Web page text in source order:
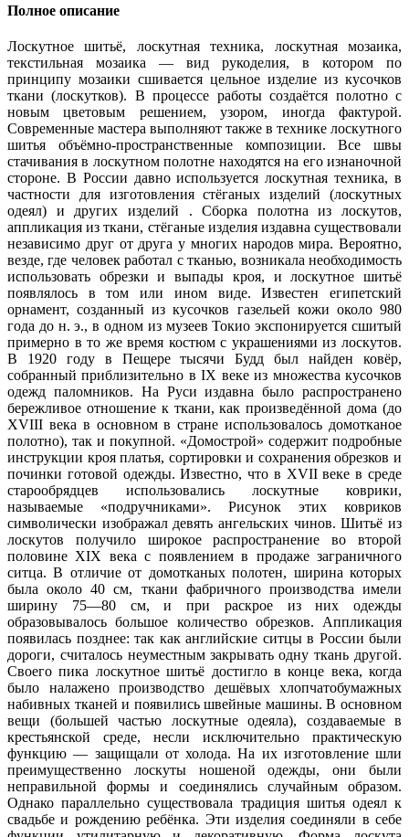
Полное описание
Лоскутное шитьё, лоскутная техника, лоскутная мозаика,
текстильная мозаика — вид рукоделия, в котором по
принципу мозаики сшивается цельное изделие из кусочков
ткани (лоскутков). В процессе работы создаётся полотно с
новым цветовым решением, узором, иногда фактурой.
Современные мастера выполняют также в технике лоскутного
шитья объёмно-пространственные композиции. Все швы
стачивания в лоскутном полотне находятся на его изнаночной
стороне. В России давно используется лоскутная техника, в
частности для изготовления стёганых изделий (лоскутных
одеял) и других изделий . Сборка полотна из лоскутов,
аппликация из ткани, стёганые изделия издавна существовали
независимо друг от друга у многих народов мира. Вероятно,
везде, где человек работал с тканью, возникала необходимость
использовать обрезки и выпады кроя, и лоскутное шитьё
появлялось в том или ином виде. Известен египетский
орнамент, созданный из кусочков газельей кожи около 980
года до н. э., в одном из музеев Токио экспонируется сшитый
примерно в то же время костюм с украшениями из лоскутов.
В 1920 году в Пещере тысячи Будд был найден ковёр,
собранный приблизительно в IX веке из множества кусочков
одежд паломников. На Руси издавна было распространено
бережливое отношение к ткани, как произведённой дома (до
XVIII века в основном в стране использовалось домотканое
полотно), так и покупной. «Домострой» содержит подробные
инструкции кроя платья, сортировки и сохранения обрезков и
починки готовой одежды. Известно, что в XVII веке в среде
старообрядцев использовались лоскутные коврики,
называемые «подручниками». Рисунок этих ковриков
символически изображал девять ангельских чинов. Шитьё из
лоскутов получило широкое распространение во второй
половине XIX века с появлением в продаже заграничного
ситца. В отличие от домотканых полотен, ширина которых
была около 40 см, ткани фабричного производства имели
ширину 75—80 см, и при раскрое из них одежды
образовывалось большое количество обрезков. Аппликация
появилась позднее: так как английские ситцы в России были
дороги, считалось неуместным закрывать одну ткань другой.
Своего пика лоскутное шитьё достигло в конце века, когда
было налажено производство дешёвых хлопчатобумажных
набивных тканей и появились швейные машины. В основном
вещи (большей частью лоскутные одеяла), создаваемые в
крестьянской среде, несли исключительно практическую
функцию — защищали от холода. На их изготовление шли
преимущественно лоскуты ношеной одежды, они были
неправильной формы и соединялись случайным образом.
Однако параллельно существовала традиция шитья одеял к
свадьбе и рождению ребёнка. Эти изделия соединяли в себе